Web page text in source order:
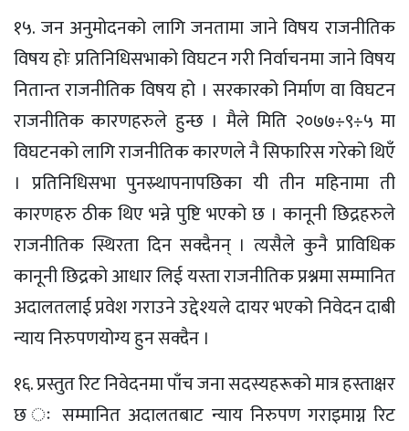
१५. जन अनुमोदनको लागि जनतामा जाने विषय राजनीतिक
विषय होः प्रतिनिधिसभाको विघटन गरी निर्वाचनमा जाने विषय
नितान्त राजनीतिक विषय हो । सरकारको निर्माण वा विघटन
राजनीतिक कारणहरुले हुन्छ । मैले मिति २०७७÷९÷५ मा
विघटनको लागि राजनीतिक कारणले नै सिफारिस गरेको थिएँ
। प्रतिनिधिसभा पुनस्र्थापनापछिका यी तीन महिनामा ती
कारणहरु ठीक थिए भन्ने पुष्टि भएको छ । कानूनी छिद्रहरुले
राजनीतिक स्थिरता दिन सक्दैनन् । त्यसैले कुनै प्राविधिक
कानूनी छिद्रको आधार लिई यस्ता राजनीतिक प्रश्नमा सम्मानित
अदालतलाई प्रवेश गराउने उद्देश्यले दायर भएको निवेदन दाबी
न्याय निरुपणयोग्य हुन सक्दैन ।
१६. प्रस्तुत रिट निवेदनमा पाँच जना सदस्यहरूको मात्र हस्ताक्षर
छ ः सम्मानित अदालतबाट न्याय निरुपण गराइमाग्न रिट